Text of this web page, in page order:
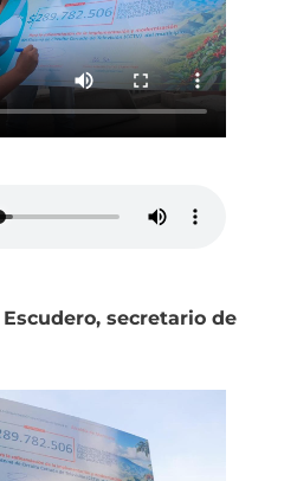
secretario de